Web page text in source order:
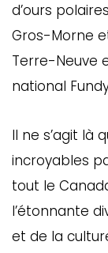
d’ours
Gros-Morne
Terre-Neuve
national
Il ne s’agit là
incroyables
tout le
l’étonnante
et de la